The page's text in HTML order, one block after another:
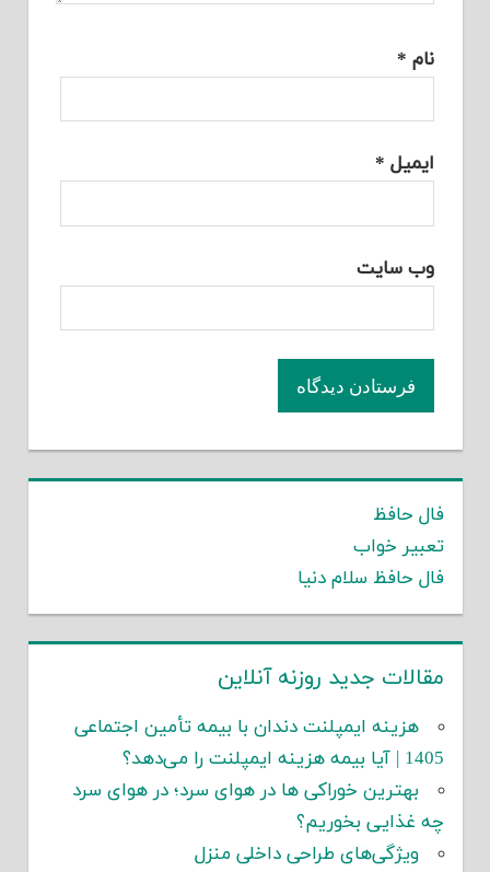
نام *
ایمیل *
وب‌ سایت
فال حافظ
تعبیر خواب
فال حافظ سلام دنیا
مقالات جدید روزنه آنلاین
هزینه ایمپلنت دندان با بیمه تأمین اجتماعی
1405 | آیا بیمه هزینه ایمپلنت را می‌دهد؟
بهترین خوراکی ها در هوای سرد؛ در هوای سرد
چه غذایی بخوریم؟
ویژگی‌های طراحی داخلی منزل